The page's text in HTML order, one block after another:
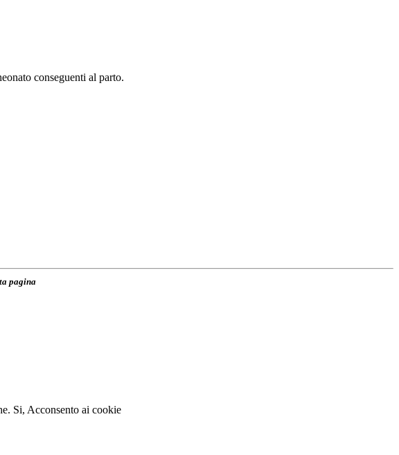
conseguenti al parto.
pagina
Si, Acconsento ai cookie